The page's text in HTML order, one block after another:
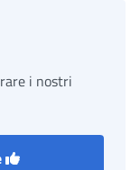
i nostri